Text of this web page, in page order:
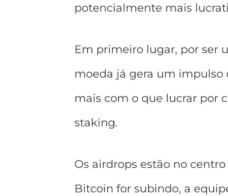
potencialmente mais
Em primeiro lugar, por ser
moeda já gera um impulso
mais com o que lucrar por
staking.
Os airdrops estão no
Bitcoin for subindo, a